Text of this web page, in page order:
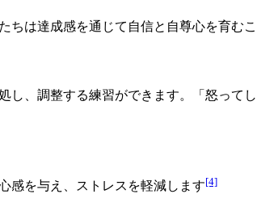
は達成感を通じて自信と自尊心を育むこ
、調整する練習ができます。「怒って
感を与え、ストレスを軽減します[4]